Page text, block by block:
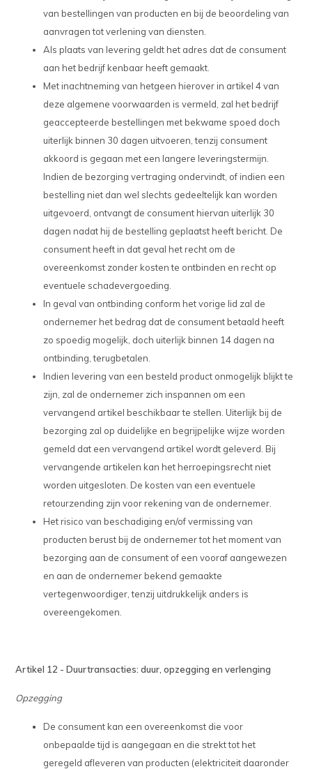
van bestellingen van producten en bij de beoordeling van
aanvragen tot verlening van diensten.
Als plaats van levering geldt het adres dat de consument
aan het bedrijf kenbaar heeft gemaakt.
Met inachtneming van hetgeen hierover in artikel 4 van
deze algemene voorwaarden is vermeld, zal het bedrijf
geaccepteerde bestellingen met bekwame spoed doch
uiterlijk binnen 30 dagen uitvoeren, tenzij consument
akkoord is gegaan met een langere leveringstermijn.
Indien de bezorging vertraging ondervindt, of indien een
bestelling niet dan wel slechts gedeeltelijk kan worden
uitgevoerd, ontvangt de consument hiervan uiterlijk 30
dagen nadat hij de bestelling geplaatst heeft bericht. De
consument heeft in dat geval het recht om de
overeenkomst zonder kosten te ontbinden en recht op
eventuele schadevergoeding.
In geval van ontbinding conform het vorige lid zal de
ondernemer het bedrag dat de consument betaald heeft
zo spoedig mogelijk, doch uiterlijk binnen 14 dagen na
ontbinding, terugbetalen.
Indien levering van een besteld product onmogelijk blijkt te
zijn, zal de ondernemer zich inspannen om een
vervangend artikel beschikbaar te stellen. Uiterlijk bij de
bezorging zal op duidelijke en begrijpelijke wijze worden
gemeld dat een vervangend artikel wordt geleverd. Bij
vervangende artikelen kan het herroepingsrecht niet
worden uitgesloten. De kosten van een eventuele
retourzending zijn voor rekening van de ondernemer.
Het risico van beschadiging en/of vermissing van
producten berust bij de ondernemer tot het moment van
bezorging aan de consument of een vooraf aangewezen
en aan de ondernemer bekend gemaakte
vertegenwoordiger, tenzij uitdrukkelijk anders is
overeengekomen.
Artikel 12 - Duurtransacties: duur, opzegging en verlenging
Opzegging
De consument kan een overeenkomst die voor
onbepaalde tijd is aangegaan en die strekt tot het
geregeld afleveren van producten (elektriciteit daaronder